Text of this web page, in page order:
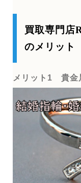
買取専門
のメリット
メリット1 貴金